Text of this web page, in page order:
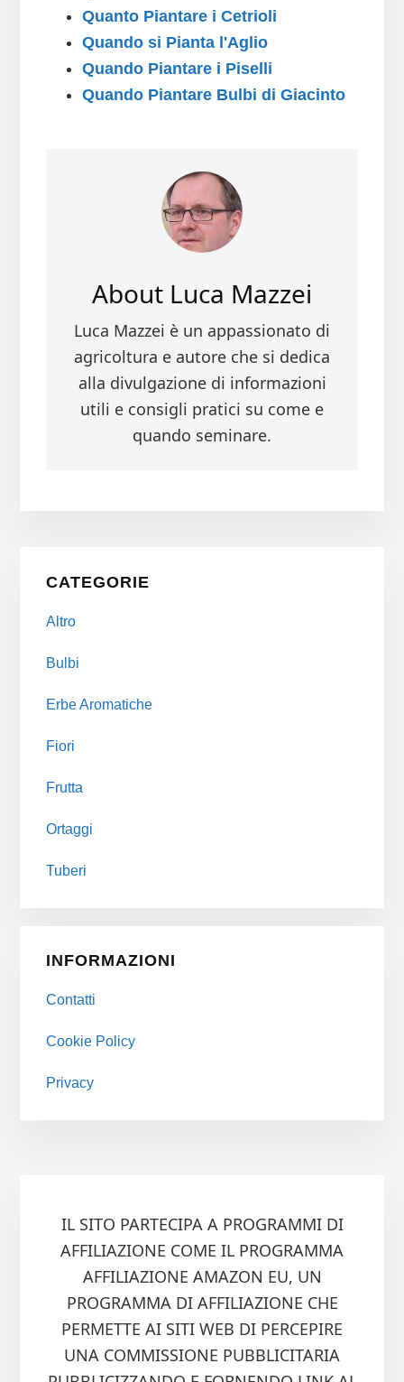
Quanto Piantare i Cetrioli
Quando si Pianta l'Aglio
Quando Piantare i Piselli
Quando Piantare Bulbi di Giacinto
About Luca Mazzei
Luca Mazzei è un appassionato di
agricoltura e autore che si dedica
alla divulgazione di informazioni
utili e consigli pratici su come e
quando seminare.
Primary
Sidebar
CATEGORIE
Altro
Bulbi
Erbe Aromatiche
Fiori
Frutta
Ortaggi
Tuberi
INFORMAZIONI
Contatti
Cookie Policy
Privacy
IL SITO PARTECIPA A PROGRAMMI DI
AFFILIAZIONE COME IL PROGRAMMA
AFFILIAZIONE AMAZON EU, UN
PROGRAMMA DI AFFILIAZIONE CHE
PERMETTE AI SITI WEB DI PERCEPIRE
UNA COMMISSIONE PUBBLICITARIA